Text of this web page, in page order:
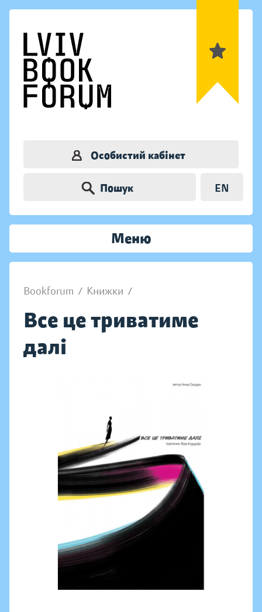
Особистий кабінет
Пошук EN
Меню
Bookforum / Книжки /
Все це триватиме
далі